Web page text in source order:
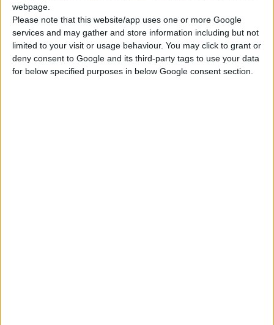
webpage.
Please note that this website/app uses one or more Google
services and may gather and store information including but not
limited to your visit or usage behaviour. You may click to grant or
deny consent to Google and its third-party tags to use your data
for below specified purposes in below Google consent section.